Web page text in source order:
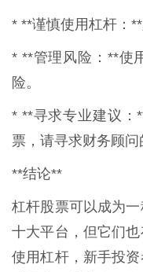
* **谨慎使用杠杆：
* **管理风险：**使
险。
* **寻求专业建议：
票，请寻求财务顾问
**结论**
杠杆股票可以成为
十大平台，但它们
使用杠杆，新手投